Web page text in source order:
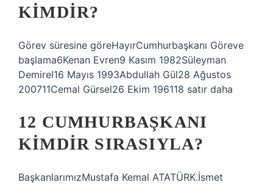
KIMDIR?
Görev süresine göreHayırCumhurbaşkanı Göreve
başlama6Kenan Evren9 Kasım 1982Süleyman
Demirel16 Mayıs 1993Abdullah Gül28 Ağustos
200711Cemal Gürsel26 Ekim 196118 satır daha
12 CUMHURBAŞKANI
KIMDIR SIRASIYLA?
BaşkanlarımızMustafa Kemal ATATÜRK.İsmet